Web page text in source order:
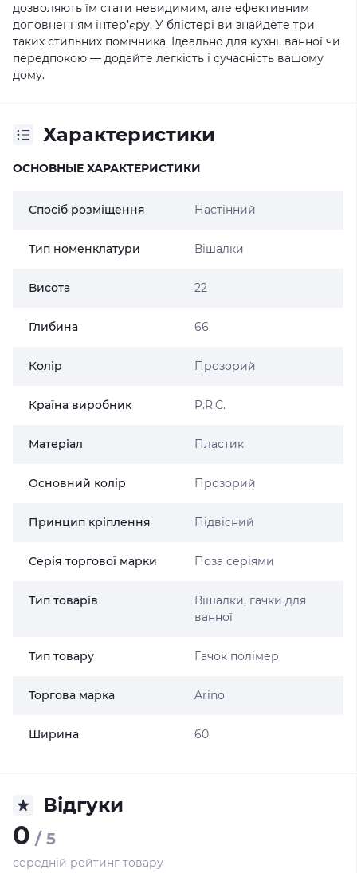
дозволяють їм стати невидимим, але ефективним
доповненням інтер’єру. У блістері ви знайдете три
таких стильних помічника. Ідеально для кухні, ванної чи
передпокою — додайте легкість і сучасність вашому
дому.
Характеристики
ОСНОВНЫЕ ХАРАКТЕРИСТИКИ
Спосіб розміщення Настінний
Тип номенклатури Вішалки
Висота 22
Глибина 66
Колір Прозорий
Країна виробник P.R.C.
Матеріал Пластик
Основний колір Прозорий
Принцип кріплення Підвісний
Серія торгової марки Поза серіями
Тип товарів
Вішалки, гачки для
ванної
Тип товару Гачок полімер
Торгова марка Arino
Ширина 60
Відгуки
0 / 5
середній рейтинг товару